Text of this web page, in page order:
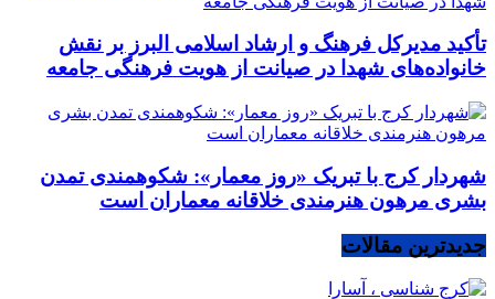
تأکید مدیرکل فرهنگ و ارشاد اسلامی البرز بر نقش
خانواده‌های شهدا در صیانت از هویت فرهنگی جامعه
شهردار کرج با تبریک «روز معمار»: شکوهمندی تمدن
بشری مرهون هنرمندی خلاقانه معماران است
جدیدترین مقالات